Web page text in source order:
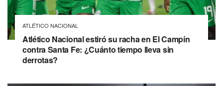
ATLÉTICO NACIONAL
Atlético Nacional estiró su racha en El Campín
contra Santa Fe: ¿Cuánto tiempo lleva sin
derrotas?